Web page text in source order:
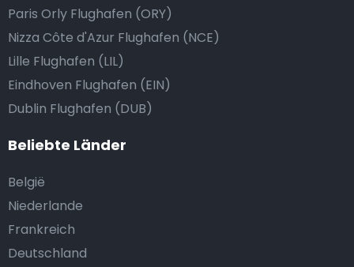
Paris Orly Flughafen (ORY)
Nizza Côte d'Azur Flughafen (NCE)
Lille Flughafen (LIL)
Eindhoven Flughafen (EIN)
Dublin Flughafen (DUB)
Beliebte Länder
België
Niederlande
Frankreich
Deutschland